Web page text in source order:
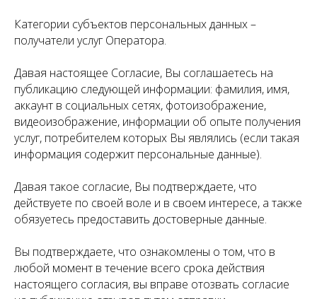
Категории субъектов персональных данных –
получатели услуг Оператора.
Давая настоящее Согласие, Вы соглашаетесь на
публикацию следующей информации: фамилия, имя,
аккаунт в социальных сетях, фотоизображение,
видеоизображение, информации об опыте получения
услуг, потребителем которых Вы являлись (если такая
информация содержит персональные данные).
Давая такое согласие, Вы подтверждаете, что
действуете по своей воле и в своем интересе, а также
обязуетесь предоставить достоверные данные.
Вы подтверждаете, что ознакомлены о том, что в
любой момент в течение всего срока действия
настоящего согласия, вы вправе отозвать согласие